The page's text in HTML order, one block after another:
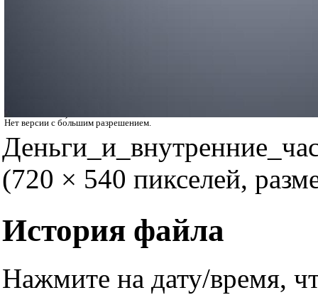
Нет версии с бо́льшим разрешением.
(720 × 540 пикселей,
История файла
Нажмите на дату/время,